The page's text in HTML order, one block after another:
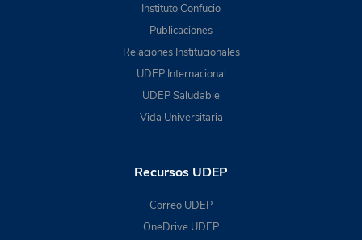
Instituto Confucio
Publicaciones
Relaciones Institucionales
UDEP Internacional
UDEP Saludable
Vida Universitaria
Recursos UDEP
Correo UDEP
OneDrive UDEP